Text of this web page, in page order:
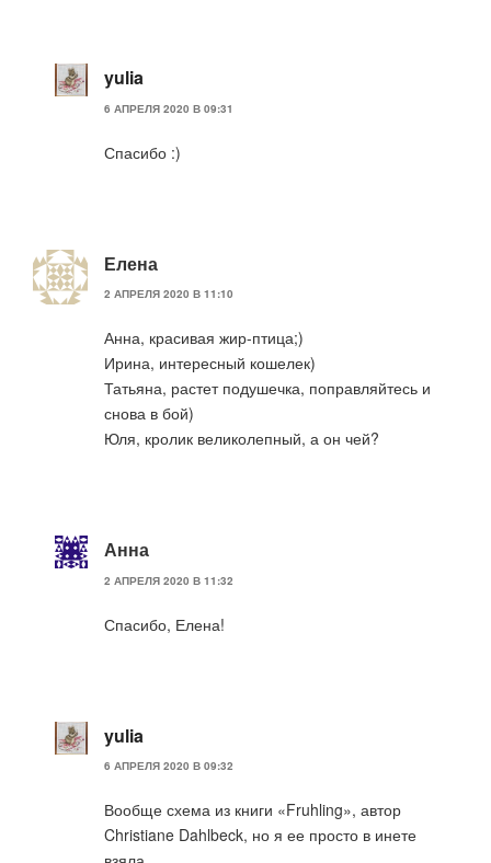
yulia
6 АПРЕЛЯ 2020 В 09:31
Спасибо :)
Елена
2 АПРЕЛЯ 2020 В 11:10
Анна, красивая жир-птица;)
Ирина, интересный кошелек)
Татьяна, растет подушечка, поправляйтесь и
снова в бой)
Юля, кролик великолепный, а он чей?
Анна
2 АПРЕЛЯ 2020 В 11:32
Спасибо, Елена!
yulia
6 АПРЕЛЯ 2020 В 09:32
Вообще схема из книги «Fruhling», автор
Christiane Dahlbeck, но я ее просто в инете